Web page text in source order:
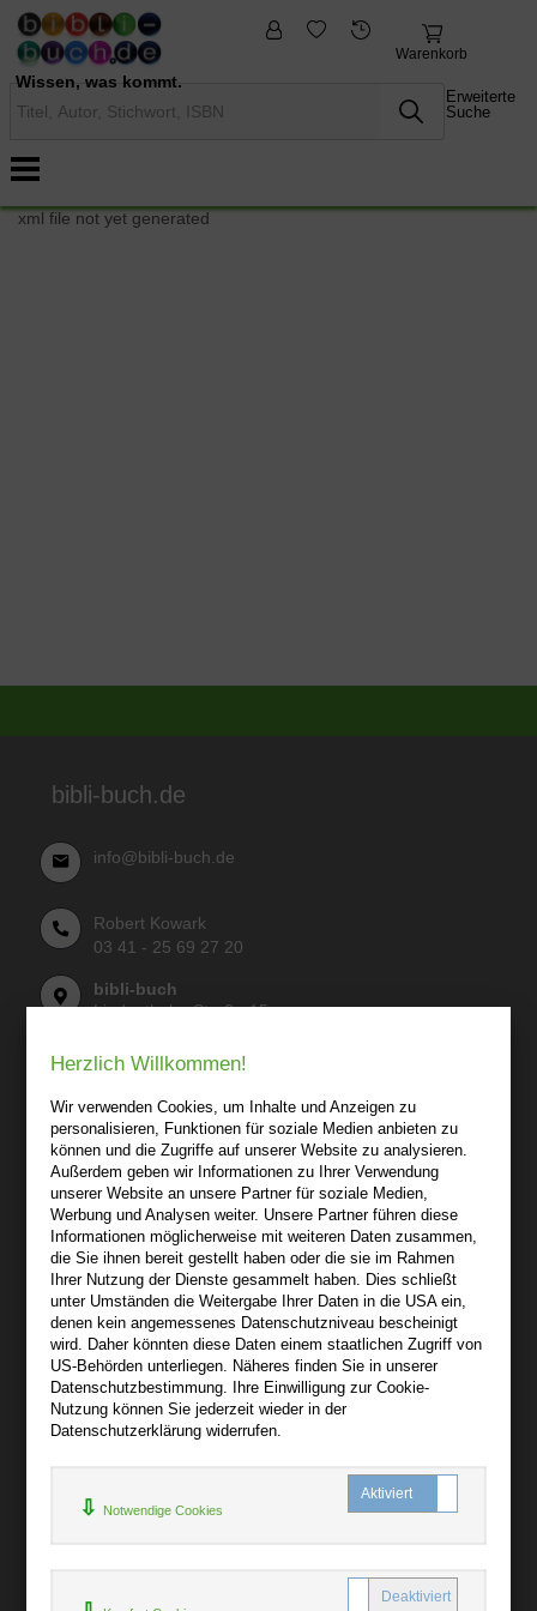
Wissen, was kommt.
Warenkorb
Erweiterte
Suche
fremdsprachige
Bücher
xml file not yet generated
bibli-buch.de
info@bibli-buch.de
Robert Kowark
03 41 - 25 69 27 20
bibli-buch
Lindenthaler Straße 15
Wir sind gerne für Sie persönlich da.
Über bibli-buch.de
+
AGB
Impressum
Widerruf
Datenschutz
Hilfe
+
Herzlich Willkommen!
Wir verwenden Cookies, um Inhalte und Anzeigen zu
personalisieren, Funktionen für soziale Medien anbieten zu
können und die Zugriffe auf unserer Website zu analysieren.
Außerdem geben wir Informationen zu Ihrer Verwendung
unserer Website an unsere Partner für soziale Medien,
Werbung und Analysen weiter. Unsere Partner führen diese
Informationen möglicherweise mit weiteren Daten zusammen,
die Sie ihnen bereit gestellt haben oder die sie im Rahmen
Ihrer Nutzung der Dienste gesammelt haben. Dies schließt
unter Umständen die Weitergabe Ihrer Daten in die USA ein,
denen kein angemessenes Datenschutzniveau bescheinigt
wird. Daher könnten diese Daten einem staatlichen Zugriff von
US-Behörden unterliegen. Näheres finden Sie in unserer
Datenschutzbestimmung. Ihre Einwilligung zur Cookie-
Nutzung können Sie jederzeit wieder in der
Datenschutzerklärung widerrufen.
Notwendige Cookies